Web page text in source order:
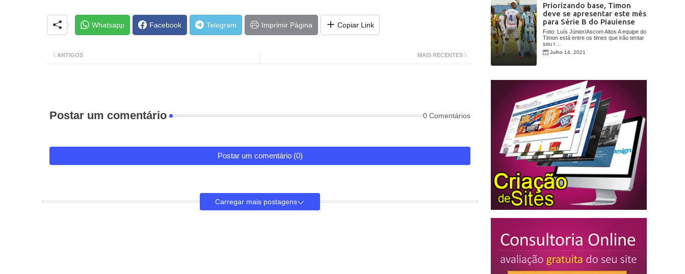
Whatsapp Facebook Telegram Imprimir Página Copiar Link
MAIS RECENTES
ANTIGOS
Postar um comentário 0 Comentários
Postar um comentário (0)
Carregar mais postagens
Priorizando base, Timon
deve se apresentar este mês
para Série B do Piauiense
Foto: Luís Júnior/Ascom Altos A equipe do
Timon está entre os times que irão tentar
seu r…
Julho 14, 2021